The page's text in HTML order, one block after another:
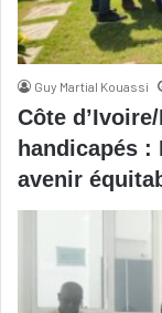
Guy Martial Kouassi
Côte
handicapés :
avenir